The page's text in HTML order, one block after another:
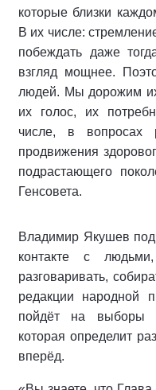
которые близки
В их числе:
побеждать даже
взгляд мощнее.
людей. Мы дорожим
их голос, их
числе, в вопросах
продвижения
подрастающего
Генсовета.
Владимир Якушев
контакте с
разговаривать,
редакции народной
пойдёт на выборы
которая определит
вперёд.